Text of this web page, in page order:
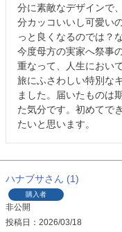
分に素敵なデザインで
分カッコいいし可愛い
っと良くなるのでは？
今度母方の実家へ祭事
重なって、人生におい
旅にふさわしい特別な
ました。届いたものは
た気分です。初めてで
たいと思います。
ハナブサ 1
購入者
非公開
投稿日
2026/03/18